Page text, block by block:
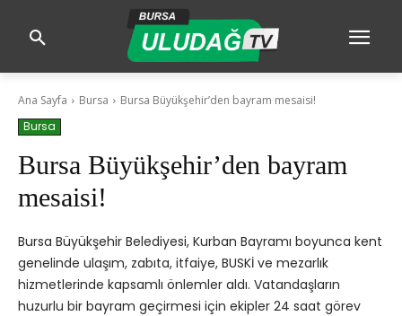
Ana Sayfa Bursa
Bursa Büyükşehir’den bayram mesaisi!
Bursa
Bursa Büyükşehir’den bayram
mesaisi!
Bursa Büyükşehir Belediyesi, Kurban Bayramı boyunca kent
genelinde ulaşım, zabıta, itfaiye, BUSKİ ve mezarlık
hizmetlerinde kapsamlı önlemler aldı. Vatandaşların
huzurlu bir bayram geçirmesi için ekipler 24 saat görev